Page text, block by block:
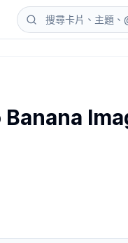
家挑，包括最常見的